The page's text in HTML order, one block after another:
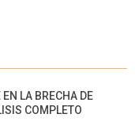
LA BRECHA DE
COMPLETO